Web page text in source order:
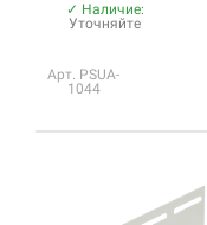
✓ Наличие:
Уточняйте
Арт. PSUA-
1044